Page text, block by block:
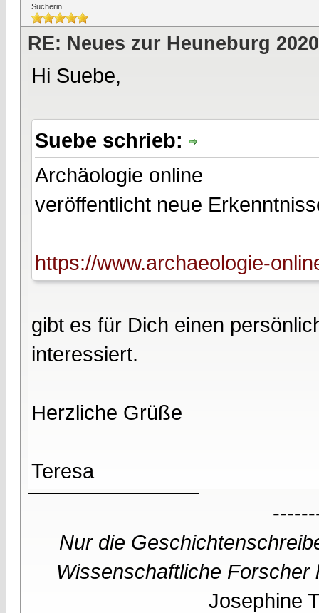
Sucherin
RE: Neues zur Heuneburg 2020
Hi Suebe,
Suebe schrieb:
Archäologie online
veröffentlicht neue
https://www.archaeologie-
gibt es für Dich einen
interessiert.
Herzliche Grüße
Teresa
Nur die
Wissenschaftliche
Josephine